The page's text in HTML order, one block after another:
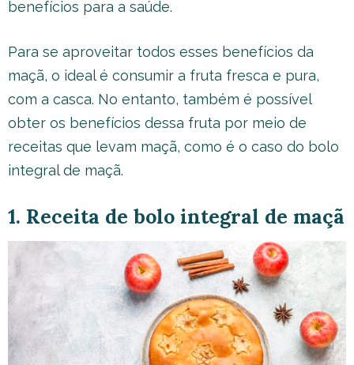
benefícios para a saúde.
Para se aproveitar todos esses benefícios da
maçã, o ideal é consumir a fruta fresca e pura,
com a casca. No entanto, também é possível
obter os benefícios dessa fruta por meio de
receitas que levam maçã, como é o caso do bolo
integral de maçã.
1. Receita de bolo integral de maçã